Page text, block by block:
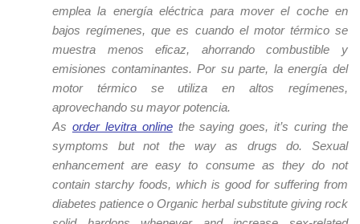
emplea la energía eléctrica para mover el coche en
bajos regímenes, que es cuando el motor térmico se
muestra menos eficaz, ahorrando combustible y
emisiones contaminantes. Por su parte, la energía del
motor térmico se utiliza en altos regímenes,
aprovechando su mayor potencia.
As order levitra onlinethe saying goes, it’s curing the
symptoms but not the way as drugs do. Sexual
enhancement are easy to consume as they do not
contain starchy foods, which is good for suffering from
diabetes patience o Organic herbal substitute giving rock